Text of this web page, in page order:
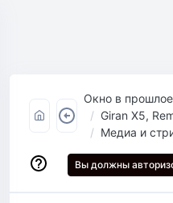
Окно в прошлое
Giran X5,
Медиа и
Вы должны